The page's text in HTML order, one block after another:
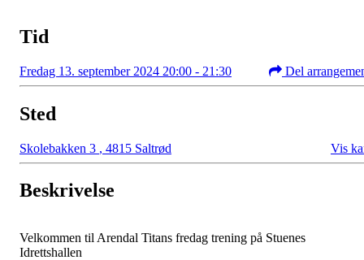
Tid
Fredag 13. september 2024 20:00 - 21:30 Del
Sted
Skolebakken 3 , 4815 Saltrød Vis
Beskrivelse
Velkommen til Arendal Titans fredag trening på Stuenes
Idrettshallen